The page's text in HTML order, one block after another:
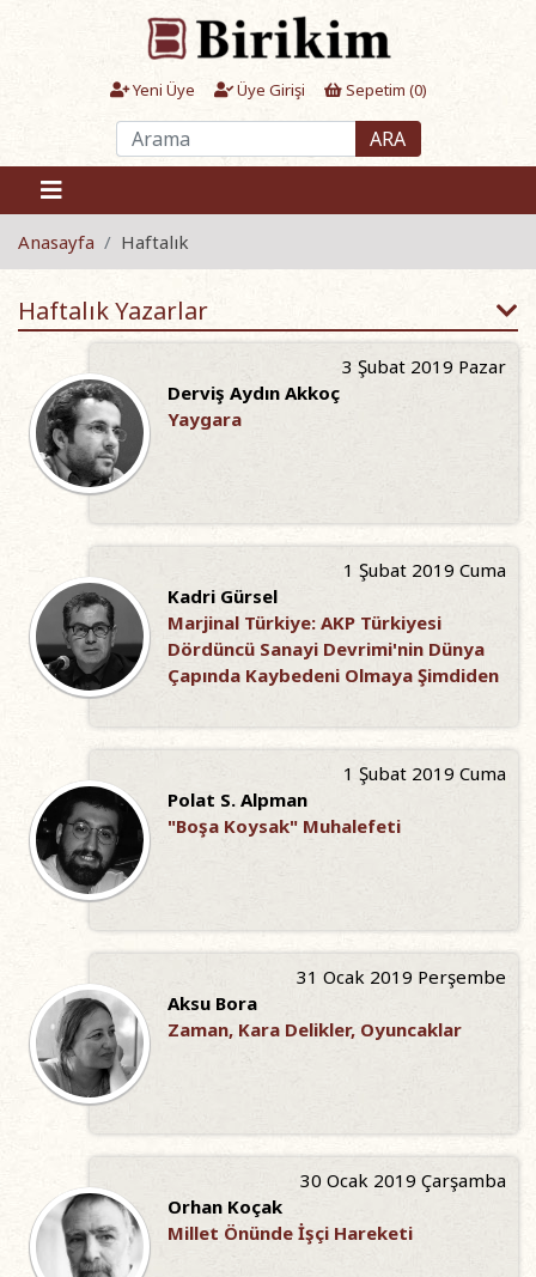
Yeni Üye Üye Girişi Sepetim (0)
ARA
Anasayfa Haftalık
3 Şubat 2019 Pazar
Derviş Aydın Akkoç
Yaygara
1 Şubat 2019 Cuma
Kadri Gürsel
Marjinal Türkiye: AKP Türkiyesi
Dördüncü Sanayi Devrimi'nin Dünya
Çapında Kaybedeni Olmaya Şimdiden
1 Şubat 2019 Cuma
Polat S. Alpman
"Boşa Koysak" Muhalefeti
31 Ocak 2019 Perşembe
Aksu Bora
Zaman, Kara Delikler, Oyuncaklar
30 Ocak 2019 Çarşamba
Orhan Koçak
Millet Önünde İşçi Hareketi
Haftalık Yazarlar